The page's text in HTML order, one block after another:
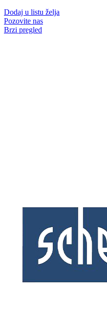
Dodaj u listu želja
Pozovite nas
Brzi pregled